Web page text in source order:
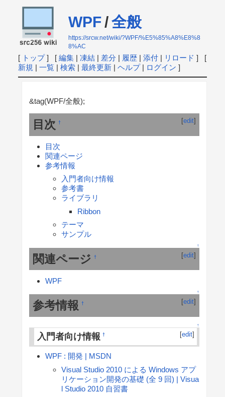
WPF/全般
https://srcw.net/wiki/?WPF/%E5%85%A8%E8%8
8%AC
[ トップ] [ 編集| 凍結| 差分 | 履歴| 添付| リロード ] [
新規 | 一覧| 検索| 最終更新| ヘルプ| ログイン ]
&tag(WPF/全般);
目次 † [edit]
目次
関連ページ
参考情報
入門者向け情報
参考書
ライブラリ
Ribbon
テーマ
サンプル
↑
関連ページ † [edit]
WPF
↑
参考情報 † [edit]
↑
入門者向け情報 † [edit]
WPF : 開発 | MSDN
Visual Studio 2010 による Windows アプ
リケーション開発の基礎 (全 9 回) | Visua
l Studio 2010 自習書